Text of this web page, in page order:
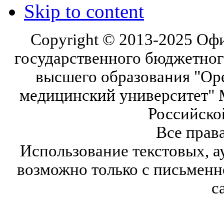
Skip to content
Copyright © 2013-2025
государственного
высшего образования
медицинский университет"
Все
Использование текстовых,
возможно только с